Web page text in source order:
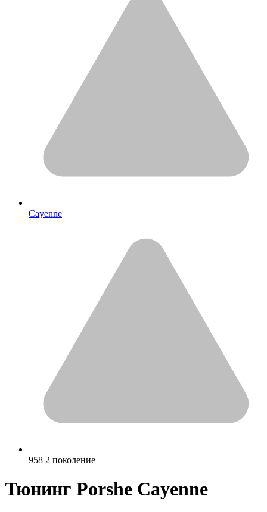
Cayenne
958 2 поколение
Тюнинг Porshe Cayenne